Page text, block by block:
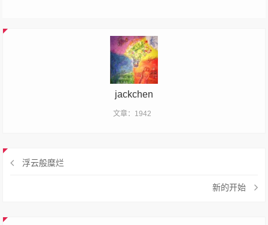
jackchen
文章：1942
浮云般糜烂
新的开始